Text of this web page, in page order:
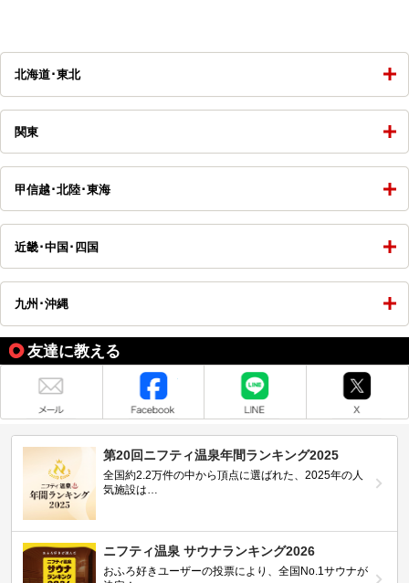
北海道･東北
関東
甲信越･北陸･東海
近畿･中国･四国
九州･沖縄
友達に教える
第20回ニフティ温泉年間ランキング2025
全国約2.2万件の中から頂点に選ばれた、2025年の人
気施設は…
ニフティ温泉 サウナランキング2026
おふろ好きユーザーの投票により、全国No.1サウナが